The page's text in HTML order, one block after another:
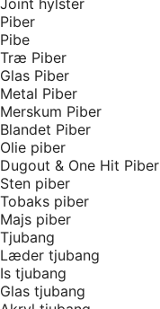
Joint hylster
Piber
Pibe
Træ Piber
Glas Piber
Metal Piber
Merskum Piber
Blandet Piber
Olie piber
Dugout & One Hit Piber
Sten piber
Tobaks piber
Majs piber
Tjubang
Læder tjubang
Is tjubang
Glas tjubang